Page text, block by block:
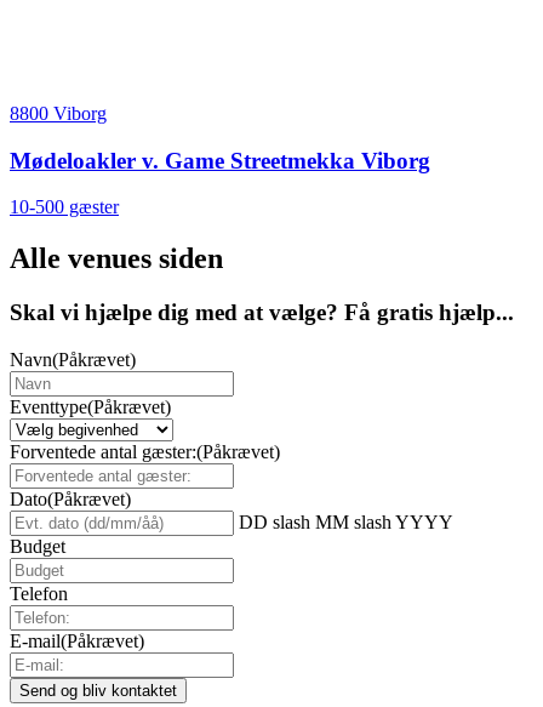
8800 Viborg
Mødeloakler v. Game Streetmekka Viborg
10-500 gæster
Alle venues siden
Skal vi hjælpe dig med at vælge? Få gratis hjælp...
Navn(Påkrævet)
Eventtype(Påkrævet)
Forventede antal gæster:(Påkrævet)
Dato(Påkrævet)
DD slash MM slash YYYY
Budget
Telefon
E-mail(Påkrævet)